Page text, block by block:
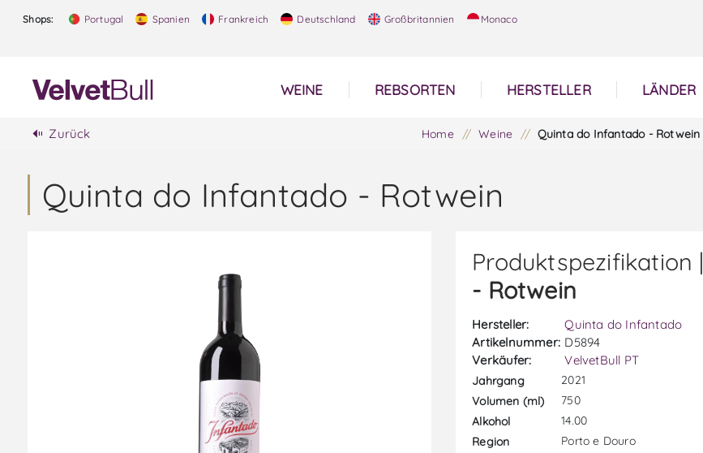
Shops: Portugal Spanien Frankreich Deutschland Großbritannien Monaco
WEINE REBSORTEN HERSTELLER LÄNDER
Zurück Home / Weine / Quinta do Infantado - Rotwein
Quinta do Infantado - Rotwein
Produktspezifikation |
- Rotwein
Hersteller:
Quinta do Infantado
Artikelnummer: D5894
Verkäufer:
VelvetBull PT
Jahrgang
2021
Volumen (ml)
750
Alkohol
14.00
Region
Porto e Douro